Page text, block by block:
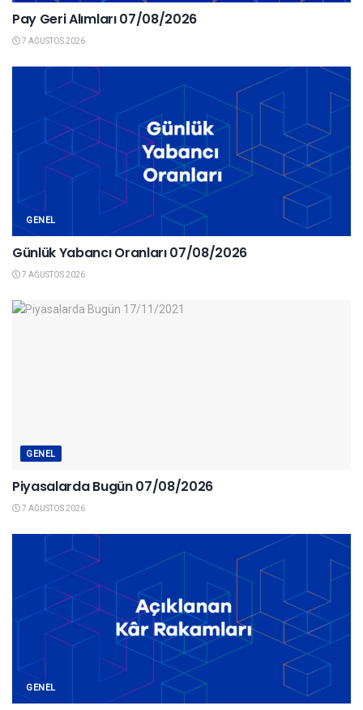
Pay Geri Alımları 07/08/2026
7 AĞUSTOS 2026
GENEL
Günlük Yabancı Oranları 07/08/2026
7 AĞUSTOS 2026
GENEL
Piyasalarda Bugün 07/08/2026
7 AĞUSTOS 2026
GENEL